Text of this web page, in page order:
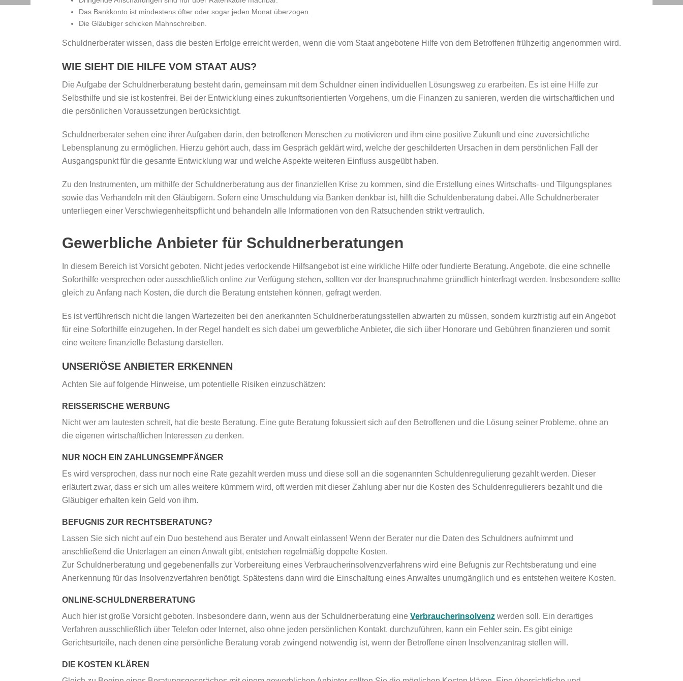
Das Bankkonto ist mindestens öfter oder sogar jeden Monat überzogen.
Die Gläubiger schicken Mahnschreiben.
Schuldnerberater wissen, dass die besten Erfolge erreicht werden, wenn die vom Staat angebotene Hilfe von dem Betroffenen frühzeitig angenommen wird.
WIE SIEHT DIE HILFE VOM STAAT AUS?
Die Aufgabe der Schuldnerberatung besteht darin, gemeinsam mit dem Schuldner einen individuellen Lösungsweg zu erarbeiten. Es ist eine Hilfe zur
Selbsthilfe und sie ist kostenfrei. Bei der Entwicklung eines zukunftsorientierten Vorgehens, um die Finanzen zu sanieren, werden die wirtschaftlichen und
die persönlichen Voraussetzungen berücksichtigt.
Schuldnerberater sehen eine ihrer Aufgaben darin, den betroffenen Menschen zu motivieren und ihm eine positive Zukunft und eine zuversichtliche
Lebensplanung zu ermöglichen. Hierzu gehört auch, dass im Gespräch geklärt wird, welche der geschilderten Ursachen in dem persönlichen Fall der
Ausgangspunkt für die gesamte Entwicklung war und welche Aspekte weiteren Einfluss ausgeübt haben.
Zu den Instrumenten, um mithilfe der Schuldnerberatung aus der finanziellen Krise zu kommen, sind die Erstellung eines Wirtschafts- und Tilgungsplanes
sowie das Verhandeln mit den Gläubigern. Sofern eine Umschuldung via Banken denkbar ist, hilft die Schuldenberatung dabei. Alle Schuldnerberater
unterliegen einer Verschwiegenheitspflicht und behandeln alle Informationen von den Ratsuchenden strikt vertraulich.
Gewerbliche Anbieter für Schuldnerberatungen
In diesem Bereich ist Vorsicht geboten. Nicht jedes verlockende Hilfsangebot ist eine wirkliche Hilfe oder fundierte Beratung. Angebote, die eine schnelle
Soforthilfe versprechen oder ausschließlich online zur Verfügung stehen, sollten vor der Inanspruchnahme gründlich hinterfragt werden. Insbesondere sollte
gleich zu Anfang nach Kosten, die durch die Beratung entstehen können, gefragt werden.
Es ist verführerisch nicht die langen Wartezeiten bei den anerkannten Schuldnerberatungsstellen abwarten zu müssen, sondern kurzfristig auf ein Angebot
für eine Soforthilfe einzugehen. In der Regel handelt es sich dabei um gewerbliche Anbieter, die sich über Honorare und Gebühren finanzieren und somit
eine weitere finanzielle Belastung darstellen.
UNSERIÖSE ANBIETER ERKENNEN
Achten Sie auf folgende Hinweise, um potentielle Risiken einzuschätzen:
REISSERISCHE WERBUNG
Nicht wer am lautesten schreit, hat die beste Beratung. Eine gute Beratung fokussiert sich auf den Betroffenen und die Lösung seiner Probleme, ohne an
die eigenen wirtschaftlichen Interessen zu denken.
NUR NOCH EIN ZAHLUNGSEMPFÄNGER
Es wird versprochen, dass nur noch eine Rate gezahlt werden muss und diese soll an die sogenannten Schuldenregulierung gezahlt werden. Dieser
erläutert zwar, dass er sich um alles weitere kümmern wird, oft werden mit dieser Zahlung aber nur die Kosten des Schuldenregulierers bezahlt und die
Gläubiger erhalten kein Geld von ihm.
BEFUGNIS ZUR RECHTSBERATUNG?
Lassen Sie sich nicht auf ein Duo bestehend aus Berater und Anwalt einlassen! Wenn der Berater nur die Daten des Schuldners aufnimmt und
anschließend die Unterlagen an einen Anwalt gibt, entstehen regelmäßig doppelte Kosten.
Zur Schuldnerberatung und gegebenenfalls zur Vorbereitung eines Verbraucherinsolvenzverfahrens wird eine Befugnis zur Rechtsberatung und eine
Anerkennung für das Insolvenzverfahren benötigt. Spätestens dann wird die Einschaltung eines Anwaltes unumgänglich und es entstehen weitere Kosten.
ONLINE-SCHULDNERBERATUNG
Auch hier ist große Vorsicht geboten. Insbesondere dann, wenn aus der Schuldnerberatung eine Verbraucherinsolvenz werden soll. Ein derartiges
Verfahren ausschließlich über Telefon oder Internet, also ohne jeden persönlichen Kontakt, durchzuführen, kann ein Fehler sein. Es gibt einige
Gerichtsurteile, nach denen eine persönliche Beratung vorab zwingend notwendig ist, wenn der Betroffene einen Insolvenzantrag stellen will.
DIE KOSTEN KLÄREN